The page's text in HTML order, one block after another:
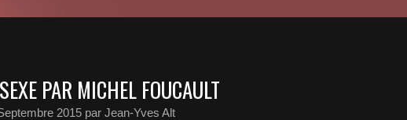
PAR MICHEL FOUCAULT
2015 par Jean-Yves Alt